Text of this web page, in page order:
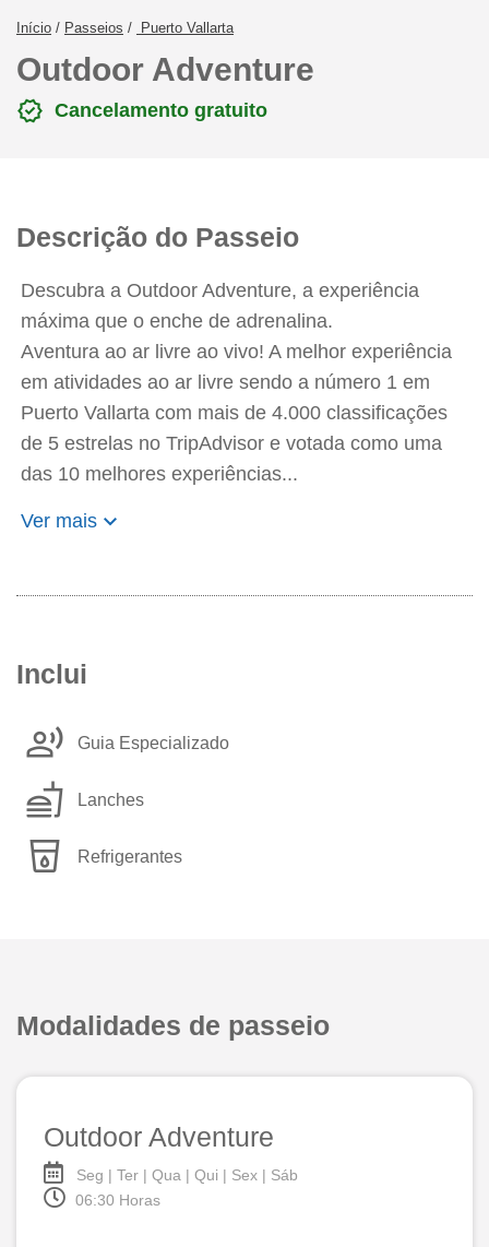
Início / Passeios / Puerto Vallarta
Outdoor Adventure
verified Cancelamento gratuito
Descrição do Passeio
Descubra a Outdoor Adventure, a experiência
máxima que o enche de adrenalina.
Aventura ao ar livre ao vivo! A melhor experiência
em atividades ao ar livre sendo a número 1 em
Puerto Vallarta com mais de 4.000 classificações
de 5 estrelas no TripAdvisor e votada como uma
das 10 melhores experiências...
Ver mais keyboard_arrow_down
Inclui
record_voice_over Guia Especializado
fastfood Lanches
local_drink Refrigerantes
Modalidades de passeio
Outdoor Adventure
Seg | Ter | Qua | Qui | Sex | Sáb
06:30 Horas